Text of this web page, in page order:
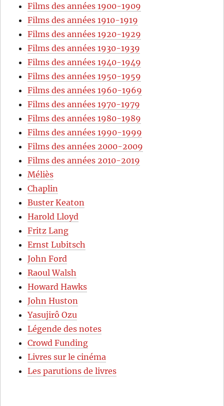
Films des années 1900-1909
Films des années 1910-1919
Films des années 1920-1929
Films des années 1930-1939
Films des années 1940-1949
Films des années 1950-1959
Films des années 1960-1969
Films des années 1970-1979
Films des années 1980-1989
Films des années 1990-1999
Films des années 2000-2009
Films des années 2010-2019
Méliès
Chaplin
Buster Keaton
Harold Lloyd
Fritz Lang
Ernst Lubitsch
John Ford
Raoul Walsh
Howard Hawks
John Huston
Yasujirô Ozu
Légende des notes
Crowd Funding
Livres sur le cinéma
Les parutions de livres